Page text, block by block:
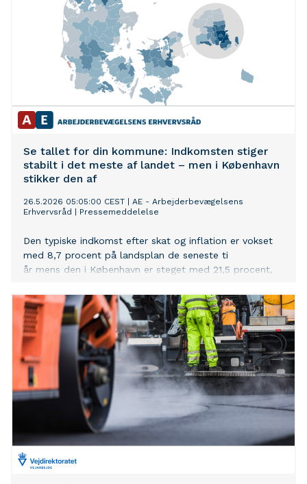
Se tallet for din kommune: Indkomsten stiger
stabilt i det meste af landet – men i København
stikker den af
26.5.2026 05:05:00 CEST
AE - Arbejderbevægelsens
Erhvervsråd
Pressemeddelelse
Den typiske indkomst efter skat og inflation er vokset
med 8,7 procent på landsplan de seneste ti
år mens den i København er steget med 21,5 procent,
(AE). I 77 kommuner er indkomsten vokset mindre end
landsgennemsnittet.